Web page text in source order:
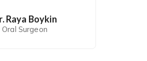
Raya Boykin
Oral Surgeon